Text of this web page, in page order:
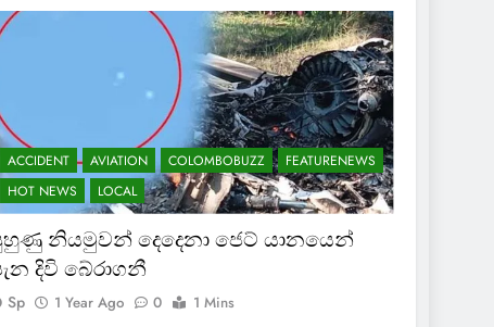
ACCIDENT AVIATION COLOMBOBUZZ
FEATURENEWS
HOT NEWS
LOCAL
නියමුවන් දෙදෙනා ජෙට් යානයෙන්
දිවි බේරාගනී
Sp 1 Year Ago 0 1 Mins